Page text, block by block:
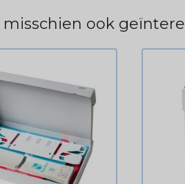
misschien ook